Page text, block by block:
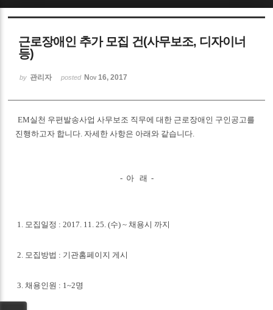
근로장애인 추가 모집 건(사무보조, 디자이너
등)
by 관리자 posted Nov 16, 2017
EM실천 우편발송사업 사무보조 직무에 대한 근로장애인 구인공고를
진행하고자 합니다. 자세한 사항은 아래와 같습니다.
- 아 래 -
1. 모집일정 : 2017. 11. 25. (수) ~ 채용시 까지
2. 모집방법 : 기관홈페이지 게시
3. 채용인원 : 1~2명